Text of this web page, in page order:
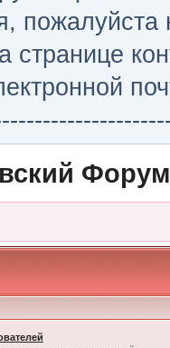
странице
Форум